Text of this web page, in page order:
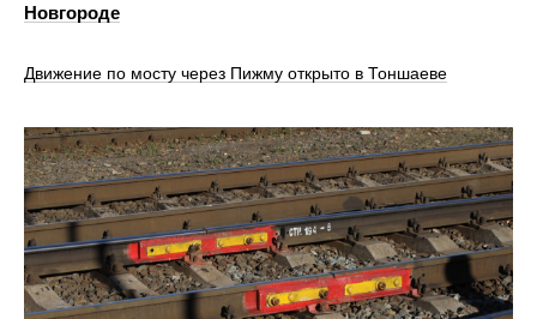
Новгороде
Движение по мосту через Пижму открыто в Тоншаеве